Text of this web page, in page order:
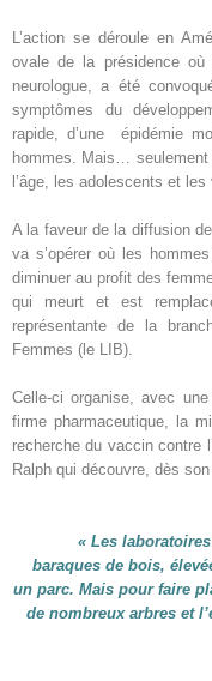
L’action se déroule en
ovale de la présidence où
neurologue, a été
symptômes du
rapide, d’une épidémie
hommes. Mais…
l’âge, les adolescents et les
A la faveur de la diffusion
va s’opérer où les
diminuer au profit des
qui meurt et est
représentante de la
Femmes (le LIB).
Celle-ci organise, avec
firme pharmaceutique, la
recherche du vaccin contre
Ralph qui découvre, dès
« Les
baraques de bois,
un parc. Mais pour faire
de nombreux arbres et